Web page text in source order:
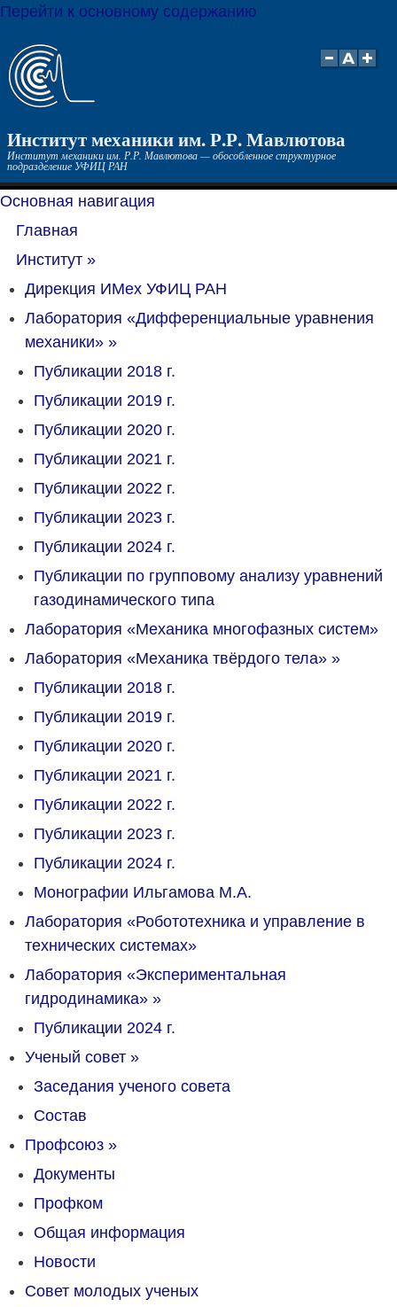
Перейти к основному содержанию
Институт механики им. Р.Р. Мавлютова
Институт механики им. Р.Р. Мавлютова — обособленное структурное
подразделение УФИЦ РАН
Основная навигация
Главная
Институт »
Дирекция ИМех УФИЦ РАН
Лаборатория «Дифференциальные уравнения
механики» »
Публикации 2018 г.
Публикации 2019 г.
Публикации 2020 г.
Публикации 2021 г.
Публикации 2022 г.
Публикации 2023 г.
Публикации 2024 г.
Публикации по групповому анализу уравнений
газодинамического типа
Лаборатория «Механика многофазных систем»
Лаборатория «Механика твёрдого тела» »
Публикации 2018 г.
Публикации 2019 г.
Публикации 2020 г.
Публикации 2021 г.
Публикации 2022 г.
Публикации 2023 г.
Публикации 2024 г.
Монографии Ильгамова М.А.
Лаборатория «Робототехника и управление в
технических системах»
Лаборатория «Экспериментальная
гидродинамика» »
Публикации 2024 г.
Ученый совет »
Заседания ученого совета
Состав
Профсоюз »
Документы
Профком
Общая информация
Новости
Совет молодых ученых